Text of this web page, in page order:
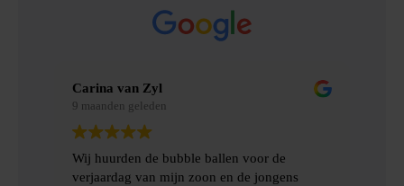
Carina van Zyl
9 maanden geleden
Wij huurden de bubble ballen voor de
verjaardag van mijn zoon en de jongens